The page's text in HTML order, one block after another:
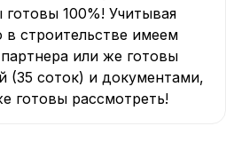
100%! Учитывая
строительстве имеем
или же готовы
(35 соток) и документами,
готовы рассмотреть!